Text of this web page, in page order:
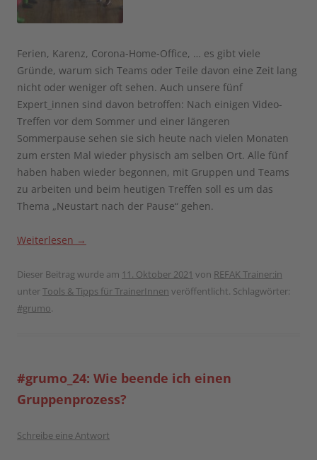
Ferien, Karenz, Corona-Home-Office, … es gibt viele
Gründe, warum sich Teams oder Teile davon eine Zeit lang
nicht oder weniger oft sehen. Auch unsere fünf
Expert_innen sind davon betroffen: Nach einigen Video-
Treffen vor dem Sommer und einer längeren
Sommerpause sehen sie sich heute nach vielen Monaten
zum ersten Mal wieder physisch am selben Ort. Alle fünf
haben haben wieder begonnen, mit Gruppen und Teams
zu arbeiten und beim heutigen Treffen soll es um das
Thema „Neustart nach der Pause“ gehen.
Weiterlesen →
Dieser Beitrag wurde am 11. Oktober 2021 von REFAK Trainer:in
unterTools & Tipps für TrainerInnen veröffentlicht. Schlagwörter:
#grumo
#grumo_24: Wie beende ich einen
Gruppenprozess?
Schreibe eine Antwort